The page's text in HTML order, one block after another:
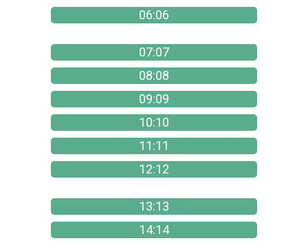
06:06
07:07
08:08
09:09
10:10
11:11
12:12
13:13
14:14